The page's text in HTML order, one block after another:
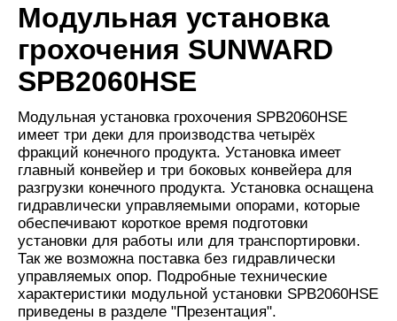
Модульная установка
грохочения SUNWARD
SPB2060HSE
Модульная установка грохочения SPB2060HSE
имеет три деки для производства четырёх
фракций конечного продукта. Установка имеет
главный конвейер и три боковых конвейера для
разгрузки конечного продукта. Установка оснащена
гидравлически управляемыми опорами, которые
обеспечивают короткое время подготовки
установки для работы или для транспортировки.
Так же возможна поставка без гидравлически
управляемых опор. Подробные технические
характеристики модульной установки SPB2060HSE
приведены в разделе "Презентация".